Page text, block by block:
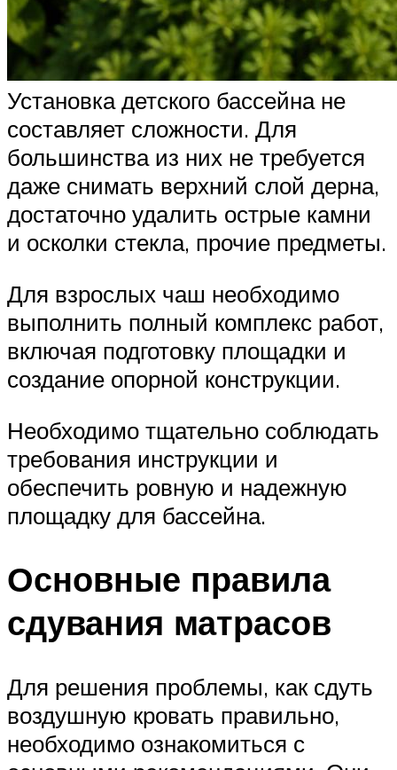
Установка детского бассейна не
составляет сложности. Для
большинства из них не требуется
даже снимать верхний слой дерна,
достаточно удалить острые камни
и осколки стекла, прочие предметы.
Для взрослых чаш необходимо
выполнить полный комплекс работ,
включая подготовку площадки и
создание опорной конструкции.
Необходимо тщательно соблюдать
требования инструкции и
обеспечить ровную и надежную
площадку для бассейна.
Основные правила
сдувания матрасов
Для решения проблемы, как сдуть
воздушную кровать правильно,
необходимо ознакомиться с